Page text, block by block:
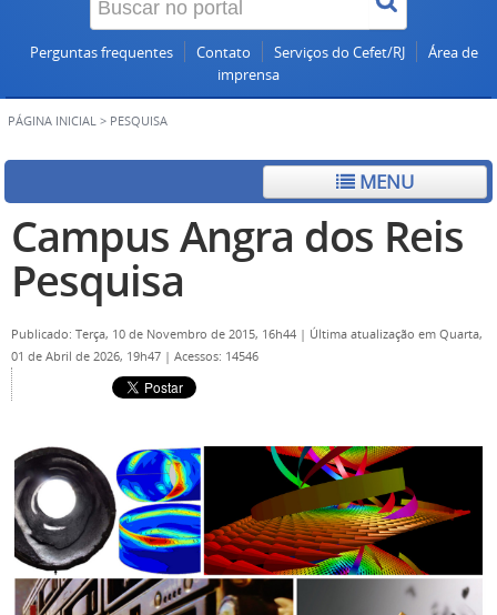
Perguntas frequentes Contato Serviços do Cefet/RJ
Área de
imprensa
PÁGINA INICIAL > PESQUISA
MENU
Campus Angra dos Reis
Pesquisa
Publicado: Terça, 10 de Novembro de 2015, 16h44 | Última atualização em Quarta,
01 de Abril de 2026, 19h47 | Acessos: 14546